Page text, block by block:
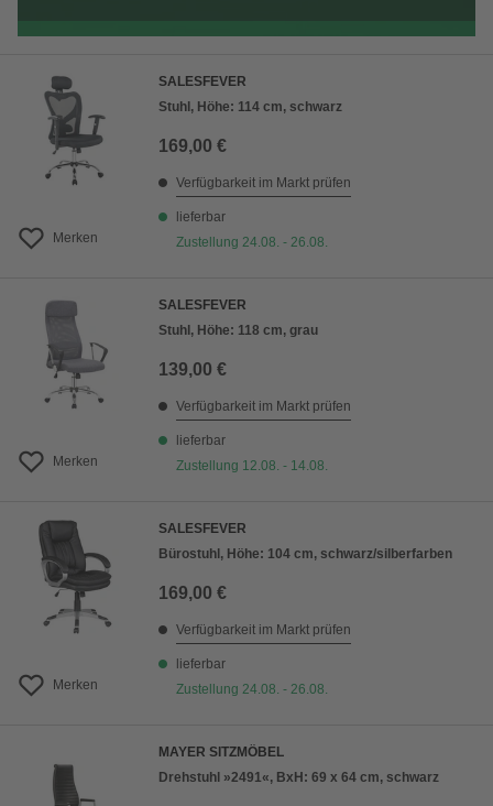
Merken
SALESFEVER
Stuhl, Höhe: 114 cm, schwarz
169,00 €
Verfügbarkeit im Markt prüfen
lieferbar
Zustellung 24.08. - 26.08.
Merken
SALESFEVER
Stuhl, Höhe: 118 cm, grau
139,00 €
Verfügbarkeit im Markt prüfen
lieferbar
Zustellung 12.08. - 14.08.
Merken
SALESFEVER
Bürostuhl, Höhe: 104 cm, schwarz/silberfarben
169,00 €
Verfügbarkeit im Markt prüfen
lieferbar
Zustellung 24.08. - 26.08.
MAYER SITZMÖBEL
Drehstuhl »2491«, BxH: 69 x 64 cm, schwarz